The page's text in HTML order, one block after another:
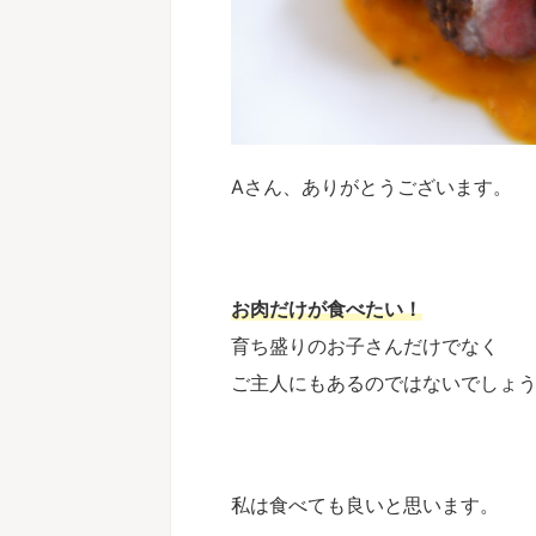
Aさん、ありがとうございます。
お肉だけが食べたい！
育ち盛りのお子さんだけでなく
ご主人にもあるのではないでしょ
私は食べても良いと思います。